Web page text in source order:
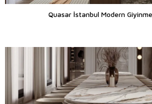
Quasar İstanbul Modern Giyinme